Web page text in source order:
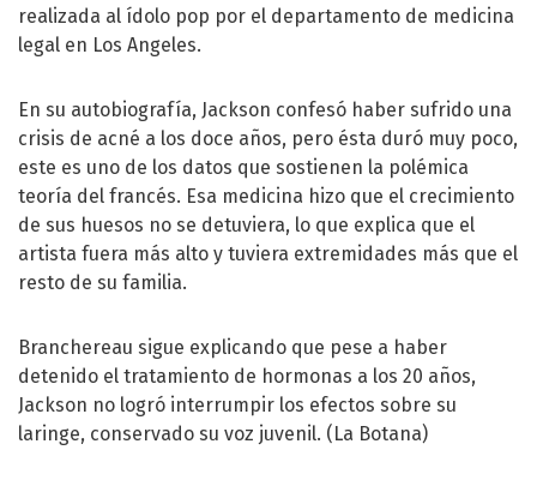
realizada al ídolo pop por el departamento de medicina
legal en Los Angeles.
En su autobiografía, Jackson confesó haber sufrido una
crisis de acné a los doce años, pero ésta duró muy poco,
este es uno de los datos que sostienen la polémica
teoría del francés. Esa medicina hizo que el crecimiento
de sus huesos no se detuviera, lo que explica que el
artista fuera más alto y tuviera extremidades más que el
resto de su familia.
Branchereau sigue explicando que pese a haber
detenido el tratamiento de hormonas a los 20 años,
Jackson no logró interrumpir los efectos sobre su
laringe, conservado su voz juvenil. (La Botana)